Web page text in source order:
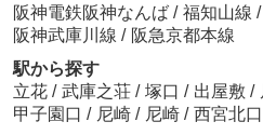
阪神電鉄阪神なんば / 福知山線 /
阪神武庫川線 / 阪急京都本線
駅から探す
立花 / 武庫之荘 / 塚口 / 出屋敷 /
甲子園口 / 尼崎 / 尼崎 / 西宮北口